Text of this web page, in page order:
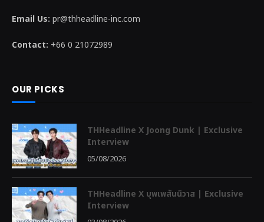
Email Us: pr@thheadline-inc.com
Contact: +66 0 21072989
OUR PICKS
THHeadline X Joong Dunk | Exclusive
Interview
05/08/2026
THHeadline X บุพเพสันนิวาส | Exclusive
Interview